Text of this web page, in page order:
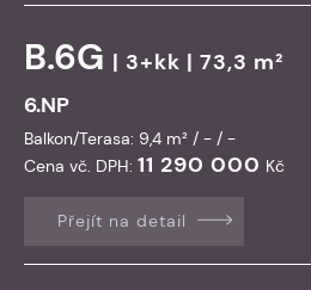
B.6G | 3+kk | 73,3 m²
6.NP
Balkon/Terasa: 9,4 m² / - / -
Cena vč. DPH: 11 290 000 Kč
Přejít na detail